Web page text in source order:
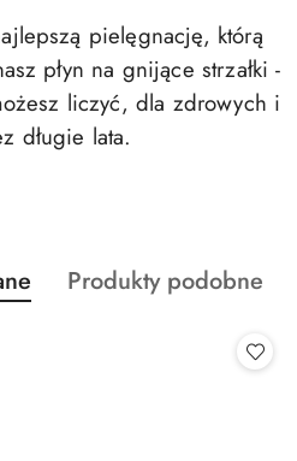
pielęgnację, którą
płyn na gnijące strzałki -
liczyć, dla zdrowych i
długie lata.
Produkty
Produkty podobne